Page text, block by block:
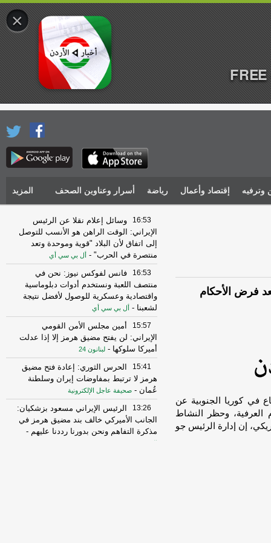
وترفيه إقتصاد وأعمال رياضة أسرار وعناوين الصحف المزيد
فرض الأحكام
في كوريا الجنوبية عن
وحظر النشاط
إن إدارة الرئيس جو
16:53
وسائل إعلام نقلا عن الرئيس
الإيراني: الوقت الراهن هو الأنسب للتوصل
إلى اتفاق لأن البلاد "قوية وموحدة وتعد
منتصرة في الحرب" - أل بي سي أي
16:53
فانس لفوكس نيوز: نحن في
منتصف اللعبة ونستخدم أدوات دبلوماسية
واقتصادية وعسكرية للوصول لأفضل نتيجة
لشعبنا - أل بي سي أي
15:57
أمين مجلس الأمن القومي
الإيراني: لن يفتح مضيق هرمز إلا إذا عدلت
أميركا سلوكها - لبنانون 24
15:41
الحرس الثوري: إعادة فتح مضيق
هرمز لا ترتبط بمفاوضات إيران وسلطنة
عُمان - صحيفة عاجل الإلكترونية
13:26
الرئيس الإيراني مسعود بزشكيان:
الجانب الأميركي خالف بند مضيق هرمز في
مذكرة التفاهم ونحن بدورنا رددنا عليهم -
×